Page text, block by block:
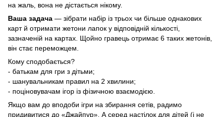
на жаль, вона не дістається нікому.
Ваша задача — зібрати набір із трьох чи більше однакових
карт й отримати жетони лапок у відповідній кількості,
зазначеній на картах. Щойно гравець отримає 6 таких жетонів,
він стає переможцем.
Кому сподобається?
- батькам для гри з дітьми;
- шанувальникам правил на 2 хвилини;
- поціновувачам ігор із фізичною взаємодією.
Якщо вам до вподоби ігри на збирання сетів, радимо
придивитися до «Джайпур». А серед настілок для дітей (і не